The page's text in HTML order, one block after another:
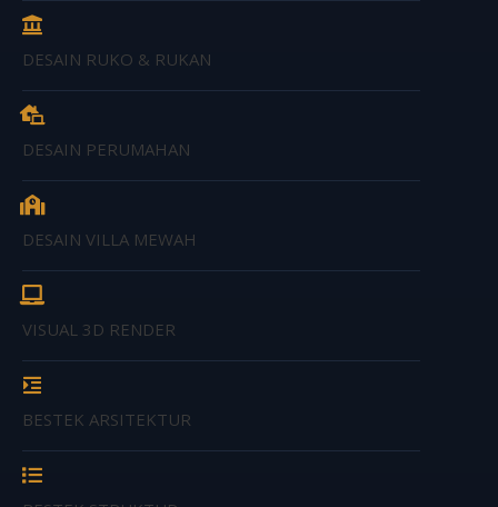
DESAIN RUKO & RUKAN
DESAIN PERUMAHAN
DESAIN VILLA MEWAH
VISUAL 3D RENDER
BESTEK ARSITEKTUR